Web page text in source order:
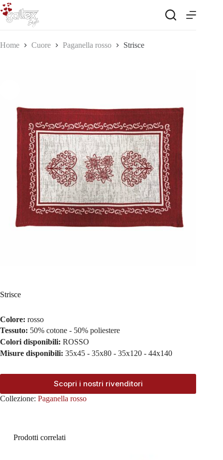
Salta
al
contenuto
Home Cuore Paganella rosso Strisce
Strisce
Colore: rosso
Tessuto: 50% cotone - 50% poliestere
Colori disponibili: ROSSO
Misure disponibili: 35x45 - 35x80 - 35x120 - 44x140
Scopri i nostri rivenditori
Collezione: Paganella rosso
Prodotti correlati